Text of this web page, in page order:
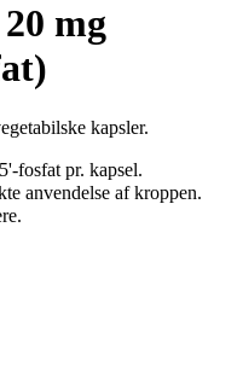
mg
kapsler.
fosfat pr. kapsel.
anvendelse af kroppen.